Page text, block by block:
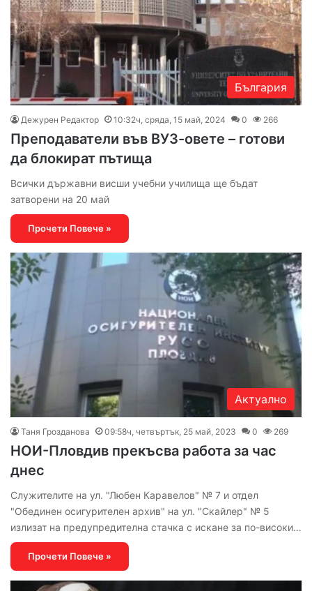
България
Дежурен Редактор 10:32ч, сряда, 15 май, 2024 0 266
Преподаватели във ВУЗ-овете – готови
да блокират пътища
Всички държавни висши учебни училища ще бъдат
затворени на 20 май
Прочети Повече »
Актуално
Таня Грозданова 09:58ч, четвъртък, 25 май, 2023 0 269
НОИ-Пловдив прекъсва работа за час
днес
Служителите на ул. "Любен Каравелов" № 7 и отдел
"Обединен осигурителен архив" на ул. "Скайлер" № 5
излизат на предупредителна стачка с искане за по-високи…
Прочети Повече »